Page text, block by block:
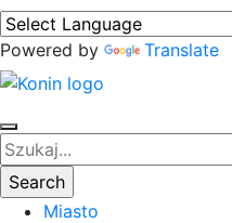
Powered by Translate
Miasto